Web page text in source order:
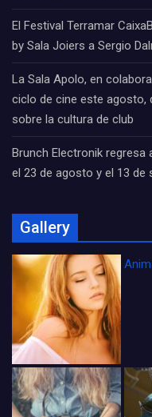
El Festival Terramar
by Sala Joiers a Sergio
La Sala Apolo, en
ciclo de cine este agosto,
sobre la cultura de club
Brunch Electronik
el 23 de agosto y el 13 de
Gallery